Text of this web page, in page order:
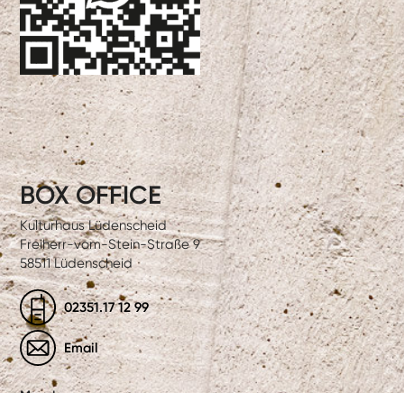
BOX OFFICE
Kulturhaus Lüdenscheid
Freiherr-vom-Stein-Straße 9
58511 Lüdenscheid
02351.17 12 99
Email